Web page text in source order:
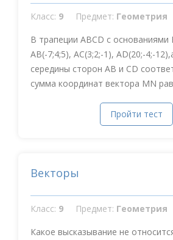
Класс: 9 Предмет: Геометрия
В трапеции АВСD с основаниями
AB(-7;4;5), AC(3;2;-1), AD(20;-4;-
середины сторон АВ и СD
сумма координат вектора MN
Пройти тест
Векторы
Класс: 9 Предмет: Геометрия
Какое высказывание не